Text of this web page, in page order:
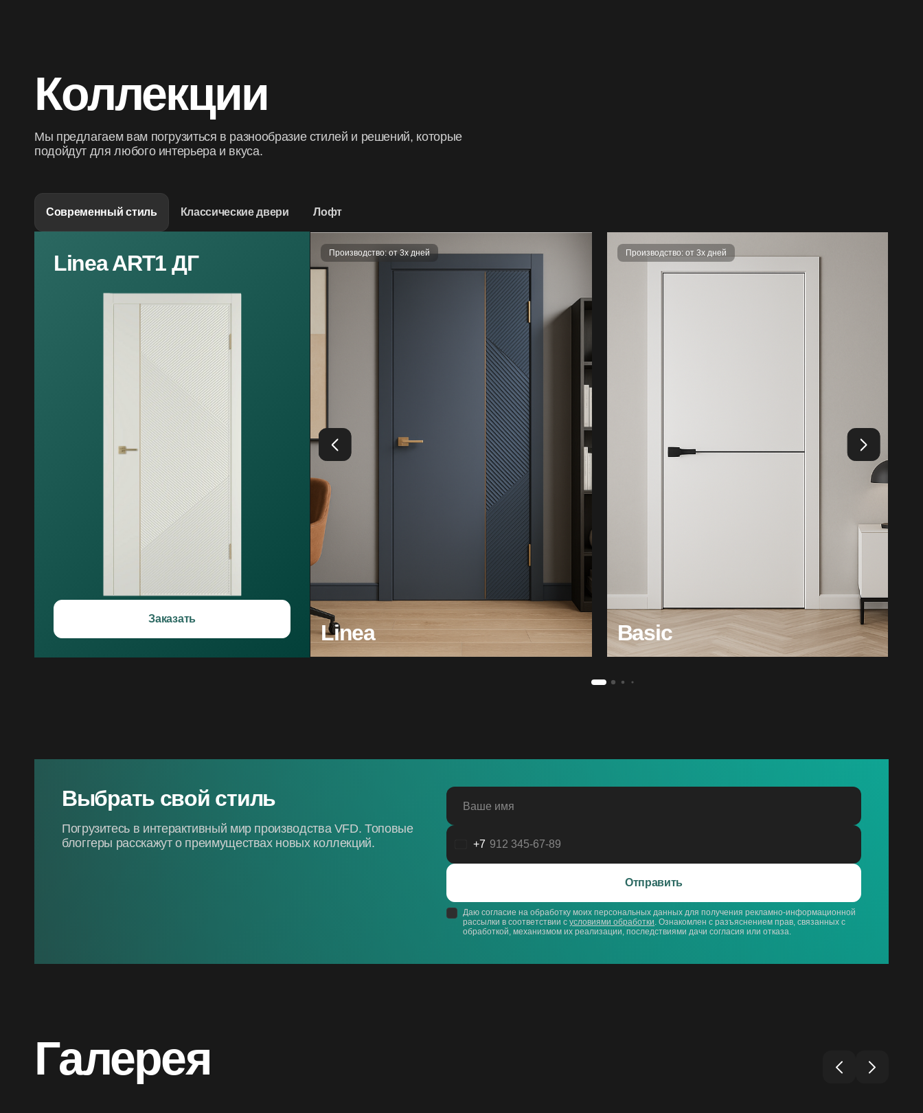
Коллекции
Мы предлагаем вам погрузиться в разнообразие стилей и решений, которые
подойдут для любого интерьера и вкуса.
Современный стиль Классические двери Лофт
Производство: от 3х дней
Linea
Производство: от 3х дней
Basic
Linea ART1 ДГ
Заказать
Выбрать свой стиль
Погрузитесь в интерактивный мир производства VFD. Топовые
блоггеры расскажут о преимуществах новых коллекций.
Ваше имя
Россия
+7
Отправить
Даю согласие на обработку моих персональных данных для получения рекламно-информационной
рассылки в соответствии сусловиями обработки. Ознакомлен с разъяснением прав, связанных с
обработкой, механизмом их реализации, последствиями дачи согласия или отказа.
Галерея